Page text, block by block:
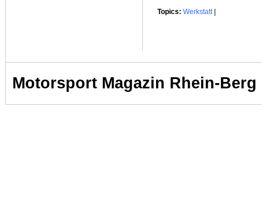
Topics: Werkstatt|
Motorsport Magazin Rhein-Berg